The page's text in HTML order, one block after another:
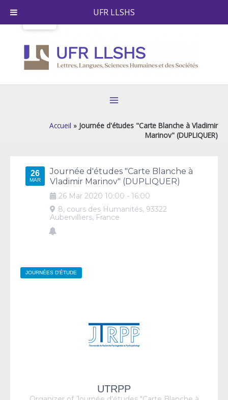
Menu
Accueil » Journée d'études "Carte Blanche à Vladimir
Marinov" (DUPLIQUER)
26
MAR
Journée d'études "Carte Blanche à
Vladimir Marinov" (DUPLIQUER)
26 Mar 2020 10:00 - 16:00
8, cours des Humanités, 93322
Aubervilliers, France
JOURNÉES D'ÉTUDE
UTRPP
navigation
UFR LLSHS